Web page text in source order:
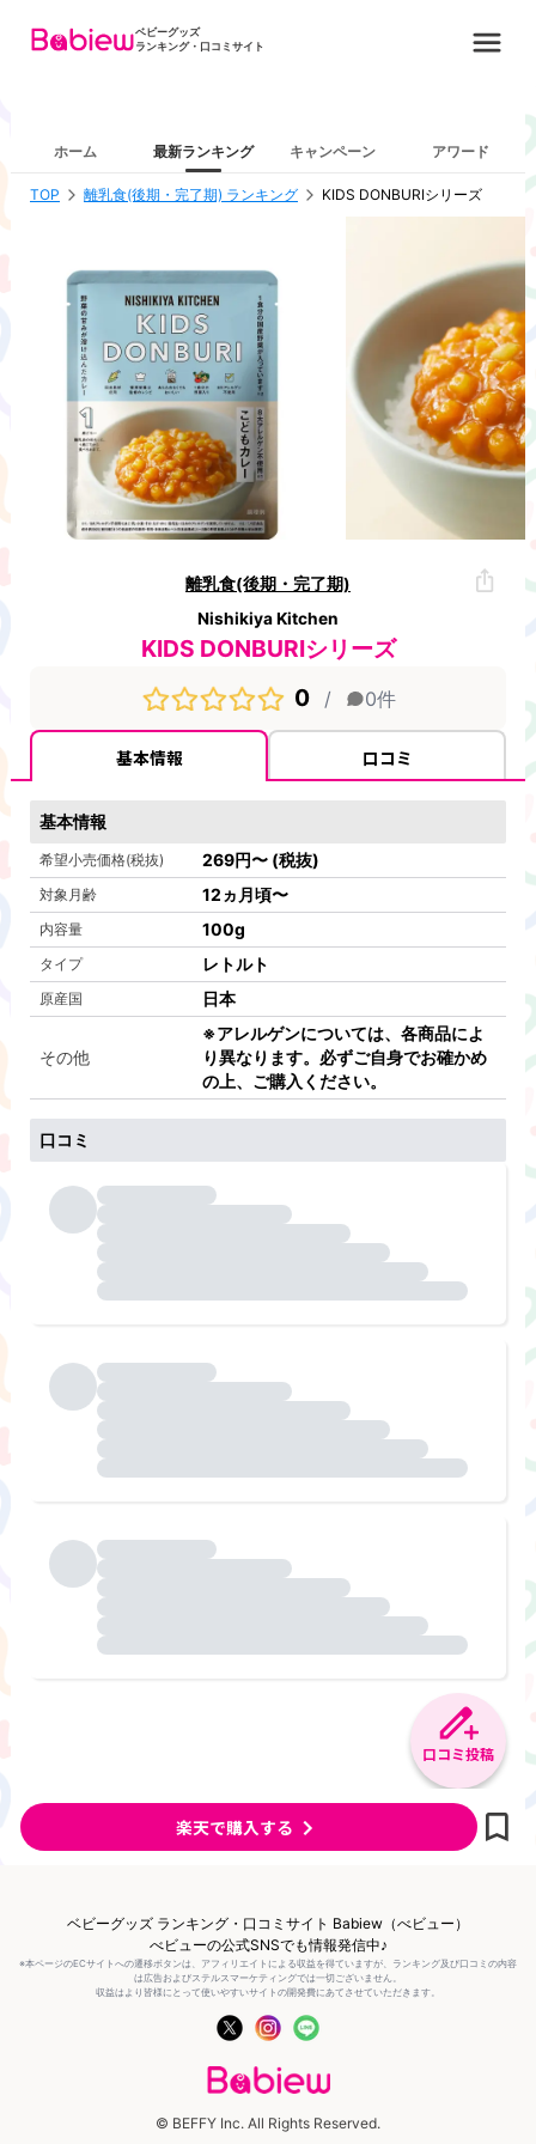
ベビーグッズ
ランキング・口コミサイト
ホーム 最新ランキング キャンペーン アワード
TOP 離乳食(後期・完了期) ランキング KIDS DONBURIシリーズ
離乳食(後期・完了期)
Nishikiya Kitchen
KIDS DONBURIシリーズ
0
/ 0件
基本情報 口コミ
基本情報
希望小売価格(税抜) 269円〜 (税抜)
対象月齢 12ヵ月頃〜
内容量 100g
タイプ レトルト
原産国 日本
その他
※アレルゲンについては、各商品によ
り異なります。必ずご自身でお確かめ
の上、ご購入ください。
口コミ
口コミ投稿
楽天で購入する
ベビーグッズ ランキング・口コミサイト Babiew（べビュー）
べビューの公式SNSでも情報発信中♪
※本ページのECサイトへの遷移ボタンは、アフィリエイトによる収益を得ていますが、ランキング及び口コミの内容
は広告およびステルスマーケティングでは一切ございません。
収益はより皆様にとって使いやすいサイトの開発費にあてさせていただきます。
© BEFFY Inc. All Rights Reserved.